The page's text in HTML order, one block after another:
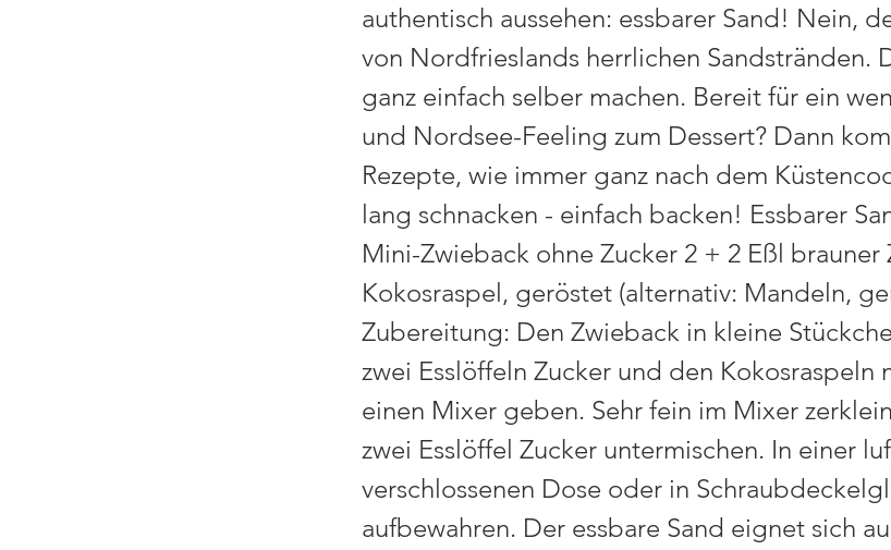
authentisch aussehen: essbarer Sand! Nein,
von Nordfrieslands herrlichen Sandstränden.
ganz einfach selber machen. Bereit für ein
und Nordsee-Feeling zum Dessert? Dann
Rezepte, wie immer ganz nach dem
lang schnacken - einfach backen! Essbarer
Mini-Zwieback ohne Zucker 2 + 2 Eßl brauner
Kokosraspel, geröstet (alternativ: Mandeln,
Zubereitung: Den Zwieback in kleine
zwei Esslöffeln Zucker und den Kokosraspeln
einen Mixer geben. Sehr fein im Mixer
zwei Esslöffel Zucker untermischen. In einer
verschlossenen Dose oder in
aufbewahren. Der essbare Sand eignet sich